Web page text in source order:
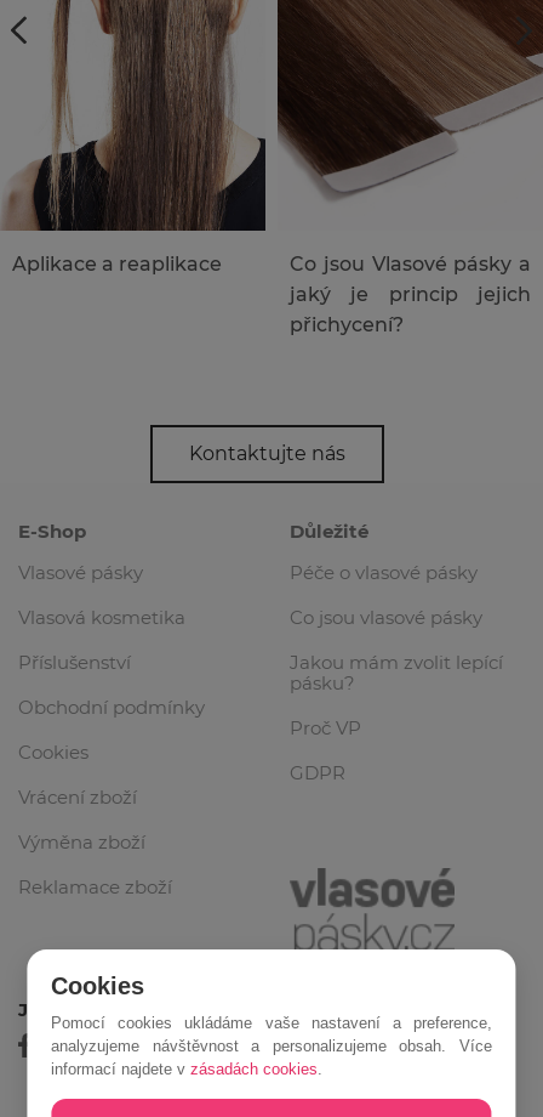
Co jsou Vlasové pásky a
jaký je princip jejich
Jak na to -
zvolit lepící
Kontaktujte nás
E-Shop
Vlasové pásky
Vlasová kosmetika
Příslušenství
Obchodní podmínky
Cookies
Vrácení zboží
Výměna zboží
Reklamace zboží
Důležité
Péče o vlasové pásky
Co jsou vlasové pásky
Jakou mám zvolit lepící
pásku?
Proč VP
GDPR
Jsme online
Cookies
Pomocí cookies ukládáme vaše nastavení a preference,
analyzujeme návštěvnost a personalizujeme obsah. Více
informací najdete vzásadách cookies.